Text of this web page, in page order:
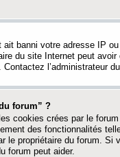
banni votre adresse IP
du site Internet peut
l’administrateur
forum” ?
cookies crées par le
des fonctionnalités
le propriétaire du forum. Si
forum peut aider.